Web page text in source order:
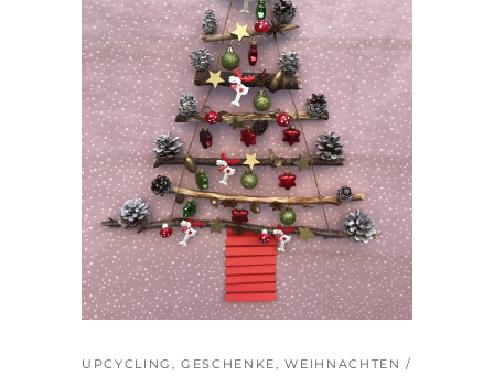
UPCYCLING ,GESCHENKE,WEIHNACHTEN